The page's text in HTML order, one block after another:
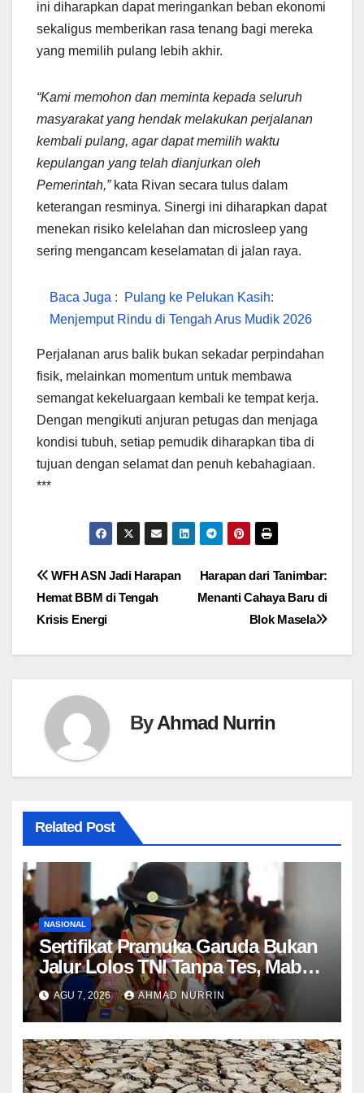
ini diharapkan dapat meringankan beban ekonomi
sekaligus memberikan rasa tenang bagi mereka
yang memilih pulang lebih akhir.
“Kami memohon dan meminta kepada seluruh
masyarakat yang hendak melakukan perjalanan
kembali pulang, agar dapat memilih waktu
kepulangan yang telah dianjurkan oleh
Pemerintah,”kata Rivan secara tulus dalam
keterangan resminya. Sinergi ini diharapkan dapat
menekan risiko kelelahan dan microsleep yang
sering mengancam keselamatan di jalan raya.
Baca Juga :
Pulang ke Pelukan Kasih:
Menjemput Rindu di Tengah Arus Mudik 2026
Perjalanan arus balik bukan sekadar perpindahan
fisik, melainkan momentum untuk membawa
semangat kekeluargaan kembali ke tempat kerja.
Dengan mengikuti anjuran petugas dan menjaga
kondisi tubuh, setiap pemudik diharapkan tiba di
tujuan dengan selamat dan penuh kebahagiaan.
***
Navigasi
pos
Harapan dari Tanimbar:
Menanti Cahaya Baru di
Blok Masela
WFH ASN Jadi Harapan
Hemat BBM di Tengah
Krisis Energi
ByAhmad Nurrin
Related Post
NASIONAL
Sertifikat Pramuka Garuda Bukan
Jalur Lolos TNI Tanpa Tes, Mabes
TNI Tegaskan Aturan Seleksi 2025
AGU 7, 2026 AHMAD NURRIN